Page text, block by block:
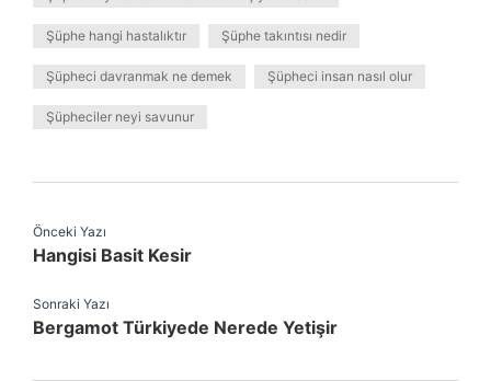
Şüphe hangi hastalıktır Şüphe takıntısı nedir
Şüpheci davranmak ne demek Şüpheci insan nasıl olur
Şüpheciler neyi savunur
Önceki Yazı
Hangisi Basit Kesir
Sonraki Yazı
Bergamot Türkiyede Nerede Yetişir